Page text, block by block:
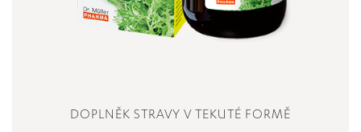
DOPLNĚK STRAVY V TEKUTÉ FORMĚ